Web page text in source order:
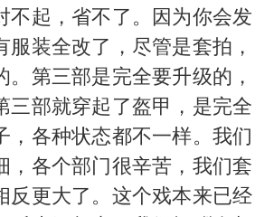
不起，省不了。因为你会发
服装全改了，尽管是套拍，
。第三部是完全要升级的，
三部就穿起了盔甲，是完全
，各种状态都不一样。我们
，各个部门很辛苦，我们套
反更大了。这个戏本来已经